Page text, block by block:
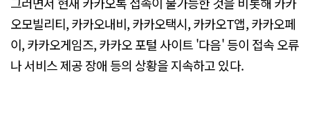
오모빌리티, 카카오내비, 카카오택시, 카카오T앱, 카카오페
이, 카카오게임즈, 카카오 포털 사이트 '다음' 등이 접속 오류
나 서비스 제공 장애 등의 상황을 지속하고 있다.